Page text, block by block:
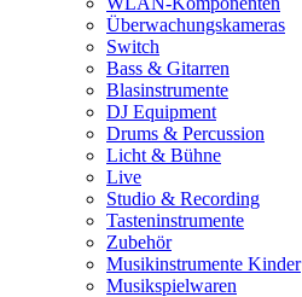
Überwachungskameras
Switch
Bass & Gitarren
Blasinstrumente
DJ Equipment
Drums & Percussion
Licht & Bühne
Live
Studio & Recording
Tasteninstrumente
Zubehör
Musikinstrumente Kinder
Musikspielwaren